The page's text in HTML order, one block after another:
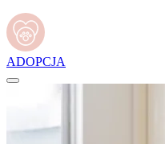
ADOPCJA